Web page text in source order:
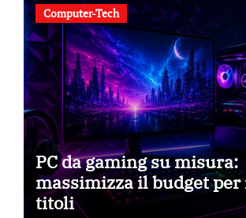
Computer-Tech
PC da gaming su misura:
massimizza il budget
titoli